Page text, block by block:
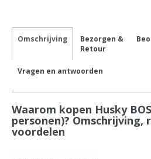
Omschrijving
Bezorgen &
Retour
Vragen en antwoorden
Waarom kopen Husky
personen)? Omschrijving,
voordelen